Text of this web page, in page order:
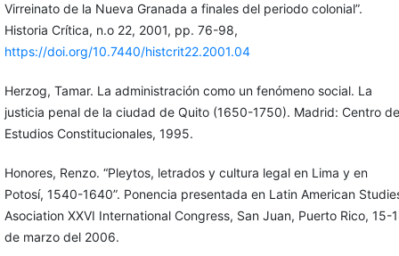
Virreinato de la Nueva Granada a finales del periodo colonial”.
Historia Crítica, n.o 22, 2001, pp. 76-98,
https://doi.org/10.7440/histcrit22.2001.04
Herzog, Tamar. La administración como un fenómeno social. La
justicia penal de la ciudad de Quito (1650-1750). Madrid: Centro de
Estudios Constitucionales, 1995.
Honores, Renzo. “Pleytos, letrados y cultura legal en Lima y en
Potosí, 1540-1640”. Ponencia presentada en Latin American
Asociation XXVI International Congress, San Juan, Puerto Rico, 15-
de marzo del 2006.